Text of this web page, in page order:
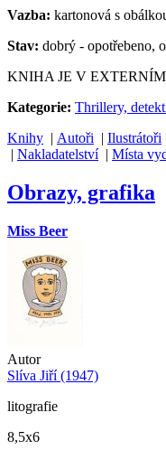
Vazba: kartonová s
Stav: dobrý - opotřebeno,
KNIHA JE V
Kategorie: Thrillery,
Knihy | Autoři | Ilustrátoři
| Nakladatelství| Místa
Obrazy, grafika
Miss Beer
Autor
Slíva Jiří (1947)
litografie
8,5x6